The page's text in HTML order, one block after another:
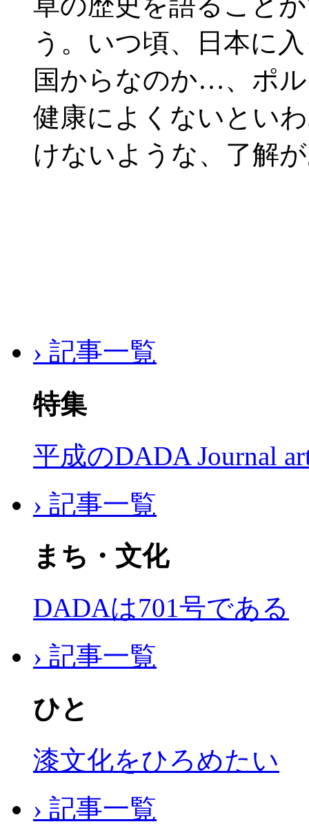
う。いつ頃、日本に
国からなのか…、ポ
健康によくないとい
けないような、了解
› 記事一覧
特集
平成のDADA Journal
› 記事一覧
まち・文化
DADAは701号である
› 記事一覧
ひと
漆文化をひろめたい
› 記事一覧